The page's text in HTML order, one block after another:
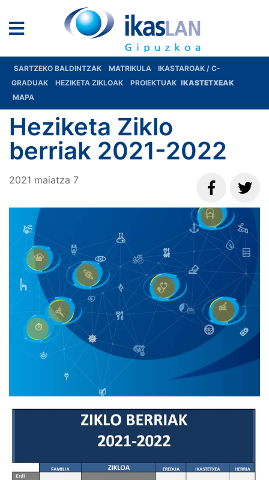
SARTZEKO BALDINTZAK MATRIKULA
IKASTAROAK / C-
GRADUAK
HEZIKETA ZIKLOAK PROIEKTUAK IKASTETXEAK
MAPA
Heziketa Ziklo
berriak 2021-2022
2021 maiatza 7